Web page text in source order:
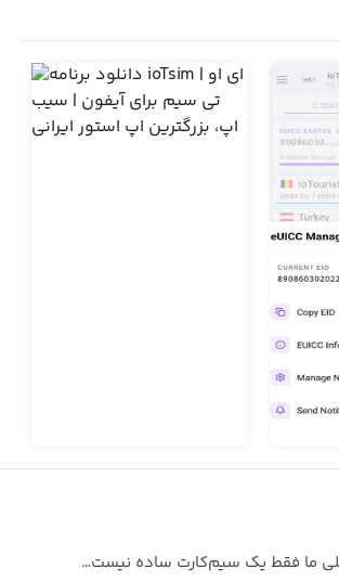
ما فقط یک سیم‌کارت ساده نیست…